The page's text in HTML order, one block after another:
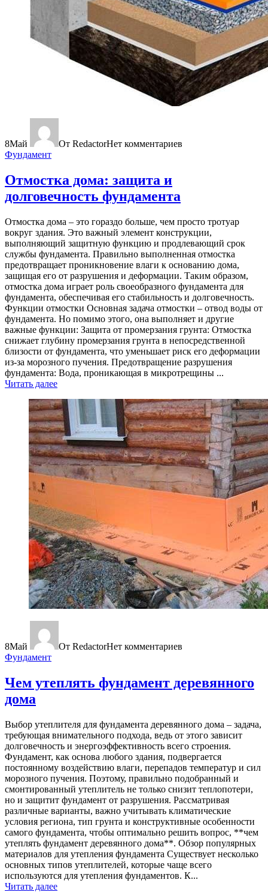
8Май От RedactorНет комментариев
Фундамент
Отмостка дома: защита и
долговечность фундамента
Отмостка дома – это гораздо больше, чем просто тротуар
вокруг здания. Это важный элемент конструкции,
выполняющий защитную функцию и продлевающий срок
службы фундамента. Правильно выполненная отмостка
предотвращает проникновение влаги к основанию дома,
защищая его от разрушения и деформации. Таким образом,
отмостка дома играет роль своеобразного фундамента для
фундамента, обеспечивая его стабильность и долговечность.
Функции отмостки Основная задача отмостки – отвод воды от
фундамента. Но помимо этого, она выполняет и другие
важные функции: Защита от промерзания грунта: Отмостка
снижает глубину промерзания грунта в непосредственной
близости от фундамента, что уменьшает риск его деформации
из-за морозного пучения. Предотвращение разрушения
фундамента: Вода, проникающая в микротрещины ...
Читать далее
8Май От RedactorНет комментариев
Фундамент
Чем утеплять фундамент деревянного
дома
Выбор утеплителя для фундамента деревянного дома – задача,
требующая внимательного подхода, ведь от этого зависит
долговечность и энергоэффективность всего строения.
Фундамент, как основа любого здания, подвергается
постоянному воздействию влаги, перепадов температур и сил
морозного пучения. Поэтому, правильно подобранный и
смонтированный утеплитель не только снизит теплопотери,
но и защитит фундамент от разрушения. Рассматривая
различные варианты, важно учитывать климатические
условия региона, тип грунта и конструктивные особенности
самого фундамента, чтобы оптимально решить вопрос, **чем
утеплять фундамент деревянного дома**. Обзор популярных
материалов для утепления фундамента Существует несколько
основных типов утеплителей, которые чаще всего
используются для утепления фундаментов. К...
Читать далее